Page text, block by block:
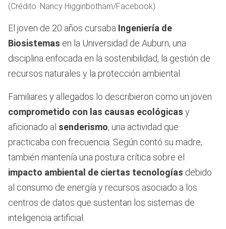
(Crédito: Nancy Higginbotham/Facebook)
El joven de 20 años cursaba Ingeniería de
Biosistemas en la Universidad de Auburn, una
disciplina enfocada en la sostenibilidad, la gestión de
recursos naturales y la protección ambiental.
Familiares y allegados lo describieron como un joven
comprometido con las causas ecológicas y
aficionado al senderismo, una actividad que
practicaba con frecuencia. Según contó su madre,
también mantenía una postura crítica sobre el
impacto ambiental de ciertas tecnologías debido
al consumo de energía y recursos asociado a los
centros de datos que sustentan los sistemas de
inteligencia artificial.